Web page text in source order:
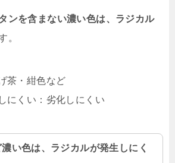
ンを含まない濃い色は、ラジカル
。
茶・紺色など
にくい：劣化しにくい
い色は、ラジカルが発生しにく